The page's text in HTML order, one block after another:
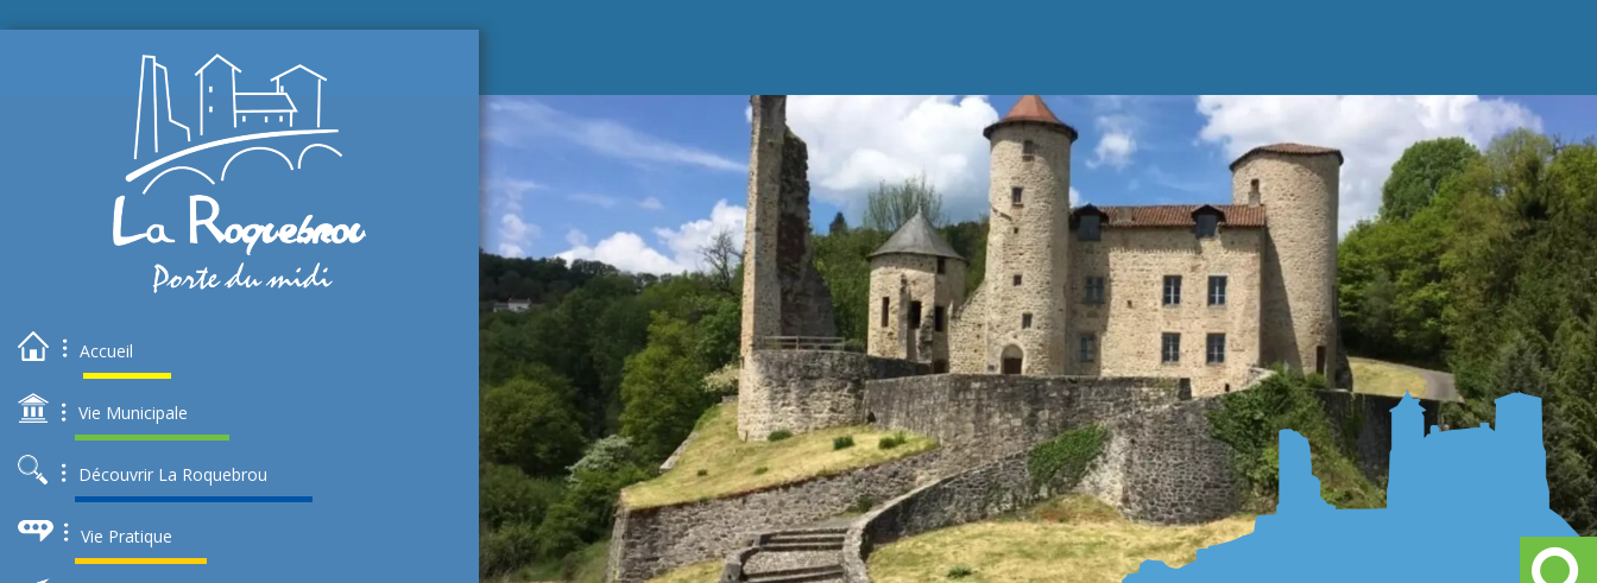
Accueil
Vie Municipale
Découvrir La Roquebrou
Vie Pratique